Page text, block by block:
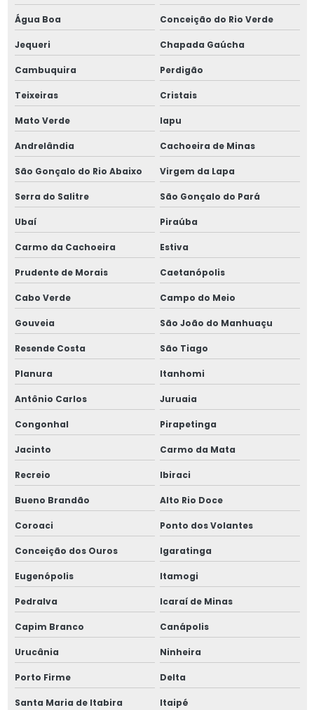
Água Boa Conceição do Rio Verde
Jequeri Chapada Gaúcha
Cambuquira Perdigão
Teixeiras Cristais
Mato Verde Iapu
Andrelândia Cachoeira de Minas
São Gonçalo do Rio Abaixo Virgem da Lapa
Serra do Salitre São Gonçalo do Pará
Ubaí Piraúba
Carmo da Cachoeira Estiva
Prudente de Morais Caetanópolis
Cabo Verde Campo do Meio
Gouveia São João do Manhuaçu
Resende Costa São Tiago
Planura Itanhomi
Antônio Carlos Juruaia
Congonhal Pirapetinga
Jacinto Carmo da Mata
Recreio Ibiraci
Bueno Brandão Alto Rio Doce
Coroaci Ponto dos Volantes
Conceição dos Ouros Igaratinga
Eugenópolis Itamogi
Pedralva Icaraí de Minas
Capim Branco Canápolis
Urucânia Ninheira
Porto Firme Delta
Santa Maria de Itabira Itaipé